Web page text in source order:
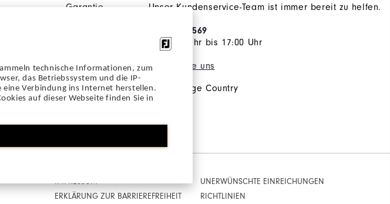
technische Informationen, zum
das Betriebssystem und die IP-
eine Verbindung ins Internet herstellen.
auf dieser Webseite finden Sie in
Garantie
Rückgabe-
Richtlinien
Unser Kundenservice-Team ist immer bereit zu helfen.
0800 3668569
M-F 9:00 Uhr bis 17:00 Uhr
Kontaktiere uns
Change Country
IMPRESSUM
UNERWÜNSCHTE EINREICHUNGEN
ERKLÄRUNG ZUR BARRIEREFREIHEIT RICHTLINIEN